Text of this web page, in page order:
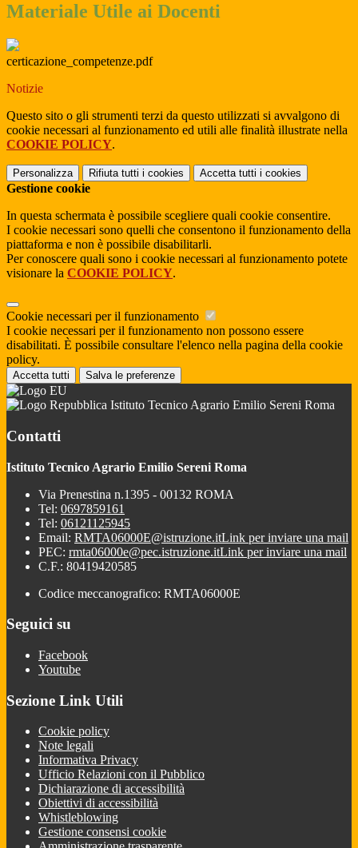
Materiale Utile ai Docenti
certicazione_competenze.pdf
Notizie
Questo sito o gli strumenti terzi da questo utilizzati si avvalgono di
cookie necessari al funzionamento ed utili alle finalità illustrate nella
COOKIE POLICY.
Personalizza Rifiuta tutti i cookies Accetta tutti i cookies
Gestione cookie
In questa schermata è possibile scegliere quali cookie consentire.
I cookie necessari sono quelli che consentono il funzionamento della
piattaforma e non è possibile disabilitarli.
Per conoscere quali sono i cookie necessari al funzionamento potete
visionare la COOKIE POLICY.
Cookie necessari per il funzionamento
I cookie necessari per il funzionamento non possono essere
disabilitati. È possibile consultare l'elenco nella pagina della cookie
policy.
Accetta tutti Salva le preferenze
Istituto Tecnico Agrario Emilio Sereni Roma
Contatti
Istituto Tecnico Agrario Emilio Sereni Roma
Via Prenestina n.1395 - 00132 ROMA
Tel: 0697859161
Tel: 06121125945
Email: RMTA06000E@istruzione.itLink per inviare una mail
PEC: rmta06000e@pec.istruzione.itLink per inviare una mail
C.F.: 80419420585
Codice meccanografico: RMTA06000E
Seguici su
Facebook
Youtube
Sezione Link Utili
Cookie policy
Note legali
Informativa Privacy
Ufficio Relazioni con il Pubblico
Dichiarazione di accessibilità
Obiettivi di accessibilità
Whistleblowing
Gestione consensi cookie